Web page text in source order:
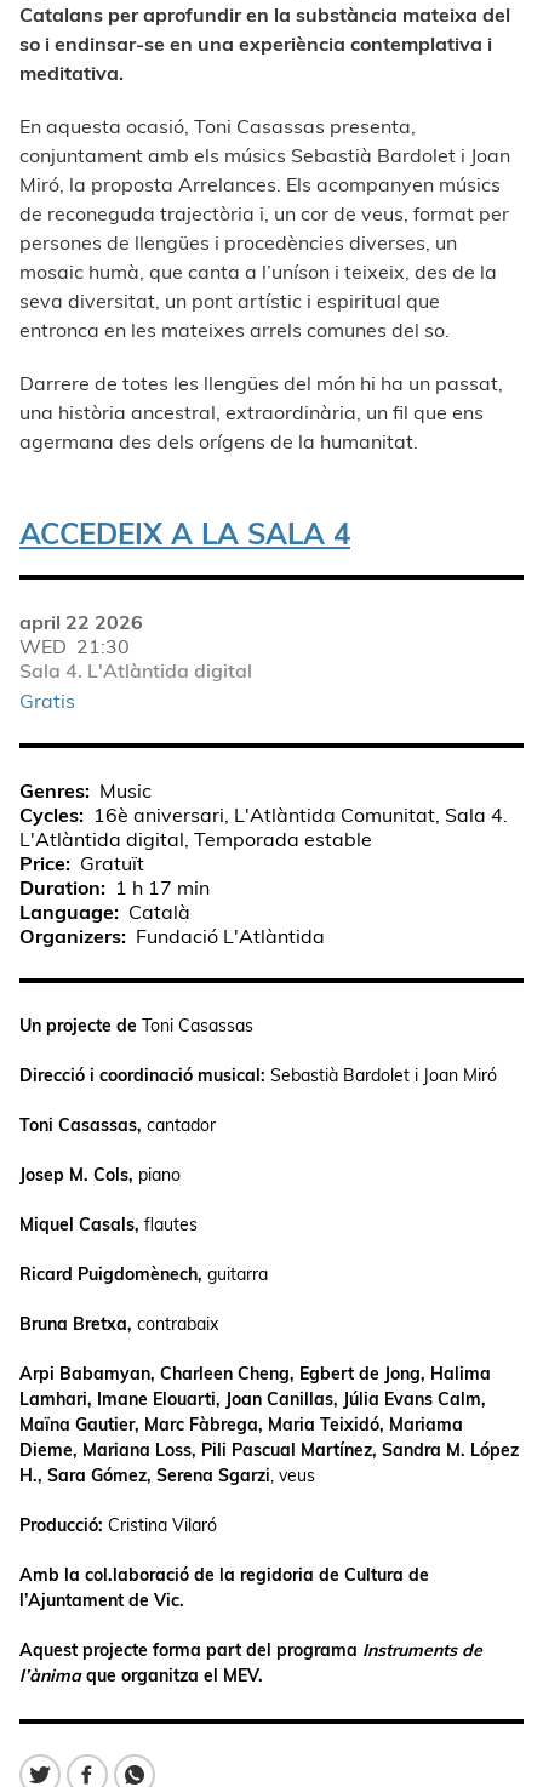
Catalans per aprofundir en la substància mateixa del
so i endinsar-se en una experiència contemplativa i
meditativa.
En aquesta ocasió, Toni Casassas presenta,
conjuntament amb els músics Sebastià Bardolet i Joan
Miró, la proposta Arrelances. Els acompanyen músics
de reconeguda trajectòria i, un cor de veus, format per
persones de llengües i procedències diverses, un
mosaic humà, que canta a l’uníson i teixeix, des de la
seva diversitat, un pont artístic i espiritual que
entronca en les mateixes arrels comunes del so.
Darrere de totes les llengües del món hi ha un passat,
una història ancestral, extraordinària, un fil que ens
agermana des dels orígens de la humanitat.
ACCEDEIX A LA SALA 4
april 22 2026
WED 21:30
Sala 4. L'Atlàntida digital
Gratis
Genres
Music
Cycles
16è aniversari, L'Atlàntida Comunitat, Sala 4.
L'Atlàntida digital, Temporada estable
Price
Gratuït
Duration
1 h 17 min
Language
Català
Organizers
Fundació L'Atlàntida
Un projecte de Toni Casassas
Direcció i coordinació musical: Sebastià Bardolet i Joan Miró
Toni Casassas, cantador
Josep M. Cols, piano
Miquel Casals, flautes
Ricard Puigdomènech, guitarra
Bruna Bretxa, contrabaix
Arpi Babamyan, Charleen Cheng, Egbert de Jong, Halima
Lamhari, Imane Elouarti, Joan Canillas, Júlia Evans Calm,
Maïna Gautier, Marc Fàbrega, Maria Teixidó, Mariama
Dieme, Mariana Loss, Pili Pascual Martínez, Sandra M. López
H., Sara Gómez, Serena Sgarzi, veus
Producció: Cristina Vilaró
Amb la col.laboració de la regidoria de Cultura de
l’Ajuntament de Vic.
Aquest projecte forma part del programa Instruments de
l’ànimaque organitza el MEV.